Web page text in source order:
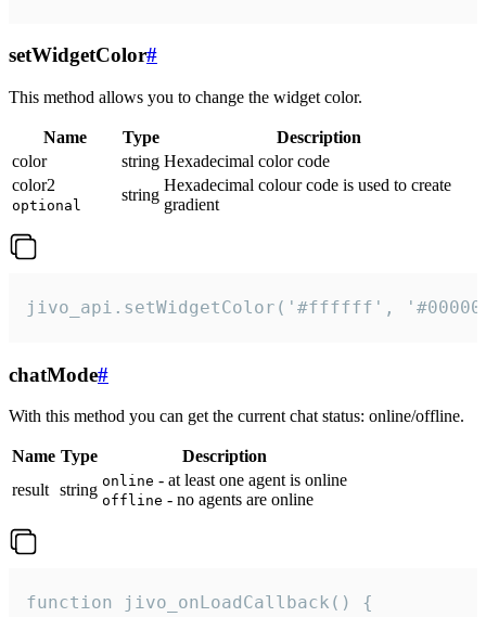
setWidgetColor#
This method allows you to change the widget color.
Name Type
Description
color
string Hexadecimal color code
color2
optional
string
Hexadecimal colour code is used to create
gradient
jivo_api.setWidgetColor('#ffffff',
chatMode#
With this method you can get the current chat status: online/offline.
Name Type
Description
result string online - at least one agent is online
offline - no agents are online
function jivo_onLoadCallback() {